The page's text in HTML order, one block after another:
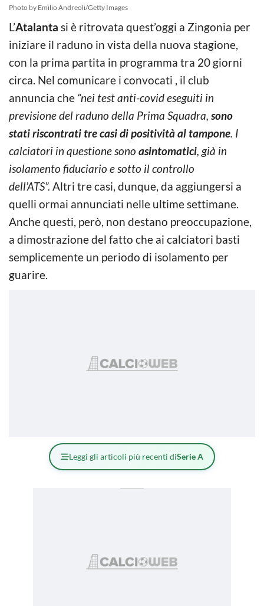
Photo by Emilio Andreoli/Getty Images
L’Atalanta si è ritrovata quest’oggi a Zingonia per
iniziare il raduno in vista della nuova stagione,
con la prima partita in programma tra 20 giorni
circa. Nel comunicare i convocati , il club
annuncia che “nei test anti-covid eseguiti in
previsione del raduno della Prima Squadra, sono
stati riscontrati tre casi di positività al tampone. I
calciatori in questione sono asintomatici, già in
isolamento fiduciario e sotto il controllo
dell’ATS”. Altri tre casi, dunque, da aggiungersi a
quelli ormai annunciati nelle ultime settimane.
Anche questi, però, non destano preoccupazione,
a dimostrazione del fatto che ai calciatori basti
semplicemente un periodo di isolamento per
guarire.
Leggi gli articoli più recenti diSerie A